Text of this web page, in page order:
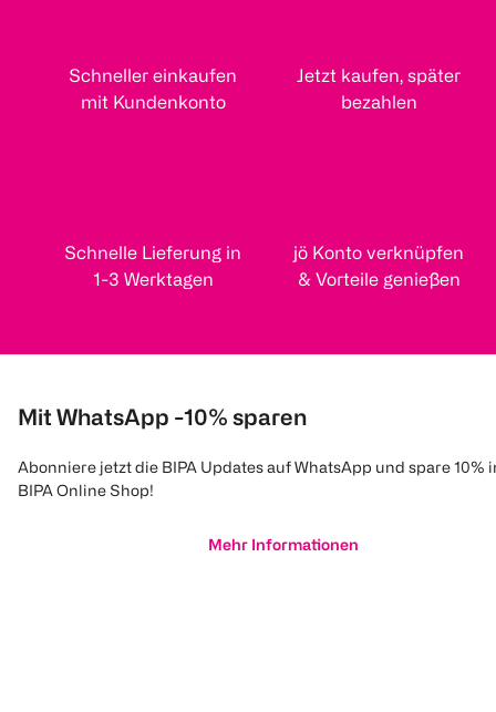
Schneller einkaufen
mit Kundenkonto
Jetzt kaufen, später
bezahlen
Schnelle Lieferung in
1-3 Werktagen
jö Konto verknüpfen
& Vorteile genießen
Mit WhatsApp -10% sparen
Abonniere jetzt die BIPA Updates auf WhatsApp und spare 10%
BIPA Online Shop!
Mehr Informationen